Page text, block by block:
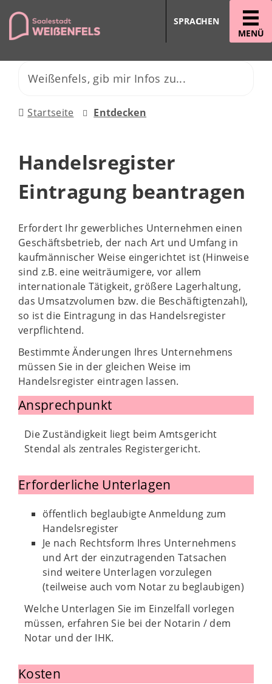
MENÜ
SPRACHEN
Startseite Entdecken
Handelsregister
Eintragung beantragen
Erfordert Ihr gewerbliches Unternehmen einen
Geschäftsbetrieb, der nach Art und Umfang in
kaufmännischer Weise eingerichtet ist (Hinweise
sind z.B. eine weiträumigere, vor allem
internationale Tätigkeit, größere Lagerhaltung,
das Umsatzvolumen bzw. die Beschäftigtenzahl),
so ist die Eintragung in das Handelsregister
verpflichtend.
Bestimmte Änderungen Ihres Unternehmens
müssen Sie in der gleichen Weise im
Handelsregister eintragen lassen.
Ansprechpunkt
Die Zuständigkeit liegt beim Amtsgericht
Stendal als zentrales Registergericht.
Erforderliche Unterlagen
öffentlich beglaubigte Anmeldung zum
Handelsregister
Je nach Rechtsform Ihres Unternehmens
und Art der einzutragenden Tatsachen
sind weitere Unterlagen vorzulegen
(teilweise auch vom Notar zu beglaubigen)
Welche Unterlagen Sie im Einzelfall vorlegen
müssen, erfahren Sie bei der Notarin / dem
Notar und der IHK.
Kosten